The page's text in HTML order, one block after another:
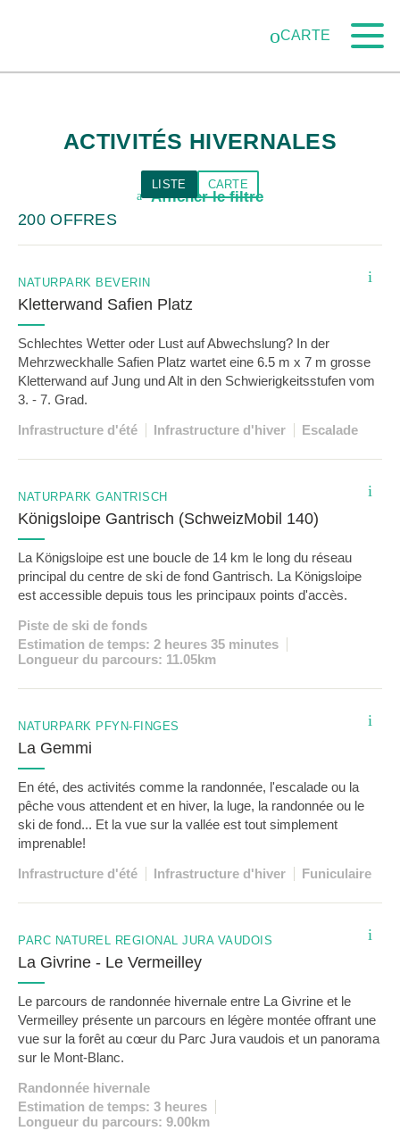
réseau
CARTE
ACTIVITÉS HIVERNALES
a Afficher le filtre
LISTE CARTE
200 OFFRES
i
NATURPARK BEVERIN
Kletterwand Safien Platz
Schlechtes Wetter oder Lust auf Abwechslung? In der
Mehrzweckhalle Safien Platz wartet eine 6.5 m x 7 m grosse
Kletterwand auf Jung und Alt in den Schwierigkeitsstufen vom
3. - 7. Grad.
Infrastructure d'été Infrastructure d'hiver Escalade
i
NATURPARK GANTRISCH
Königsloipe Gantrisch (SchweizMobil 140)
La Königsloipe est une boucle de 14 km le long du réseau
principal du centre de ski de fond Gantrisch. La Königsloipe
est accessible depuis tous les principaux points d'accès.
Piste de ski de fonds
Estimation de temps: 2 heures 35 minutes
Longueur du parcours: 11.05km
i
NATURPARK PFYN-FINGES
La Gemmi
En été, des activités comme la randonnée, l'escalade ou la
pêche vous attendent et en hiver, la luge, la randonnée ou le
ski de fond... Et la vue sur la vallée est tout simplement
imprenable!
Infrastructure d'été Infrastructure d'hiver Funiculaire
i
PARC NATUREL RÉGIONAL JURA VAUDOIS
La Givrine - Le Vermeilley
Le parcours de randonnée hivernale entre La Givrine et le
Vermeilley présente un parcours en légère montée offrant une
vue sur la forêt au cœur du Parc Jura vaudois et un panorama
sur le Mont-Blanc.
Randonnée hivernale
Estimation de temps: 3 heures
Longueur du parcours: 9.00km